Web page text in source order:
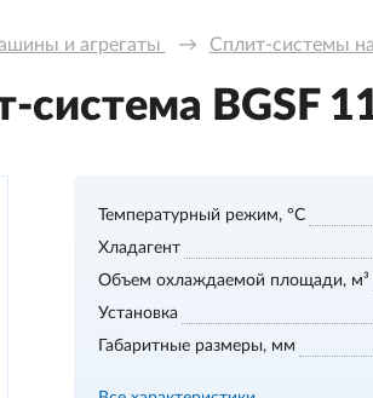
и агрегаты → Сплит-системы
BGSF
Температурный режим, °С
Хладагент
Объем охлаждаемой площади, м³
Установка
Габаритные размеры, мм